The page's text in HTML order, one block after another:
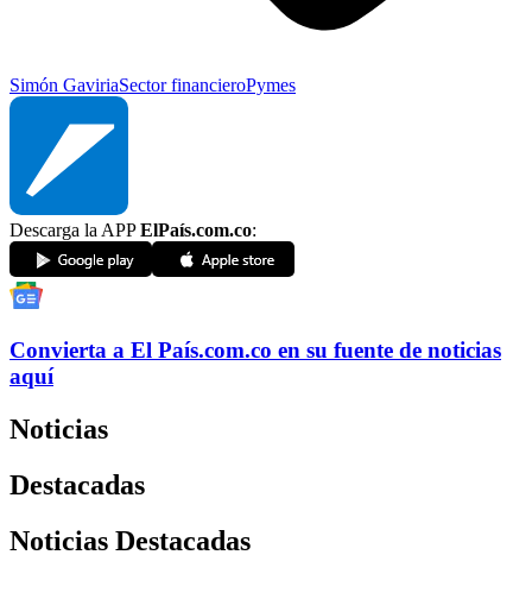
Simón GaviriaSector financieroPymes
Descarga la APPElPaís.com.co:
Convierta a El País.com.co en su fuente de noticias
aquí
Noticias
Destacadas
Noticias Destacadas